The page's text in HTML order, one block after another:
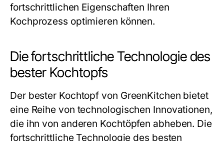
fortschrittlichen Eigenschaften Ihren
Kochprozess optimieren können.
Die fortschrittliche Technologie des
bester Kochtopfs
Der bester Kochtopf von GreenKitchen bietet
eine Reihe von technologischen Innovationen,
die ihn von anderen Kochtöpfen abheben. Die
fortschrittliche Technologie des besten